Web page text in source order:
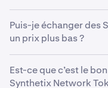
Puis-je échanger des
un prix plus bas ?
Kraken pour acheter
Est-ce que c’est le
Synthetix Network